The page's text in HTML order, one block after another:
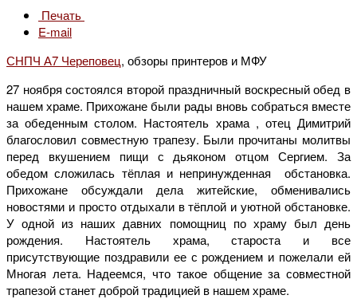
Печать
E-mail
СНПЧ А7 Череповец, обзоры принтеров и МФУ
27 ноября состоялся второй праздничный воскресный обед в
нашем храме. Прихожане были рады вновь собраться вместе
за обеденным столом. Настоятель храма , отец Димитрий
благословил совместную трапезу. Были прочитаны молитвы
перед вкушением пищи с дьяконом отцом Сергием. За
обедом сложилась тёплая и непринужденная обстановка.
Прихожане обсуждали дела житейские, обменивались
новостями и просто отдыхали в тёплой и уютной обстановке.
У одной из наших давних помощниц по храму был день
рождения. Настоятель храма, староста и все
присутствующие поздравили ее с рождением и пожелали ей
Многая лета. Надеемся, что такое общение за совместной
трапезой станет доброй традицией в нашем храме.